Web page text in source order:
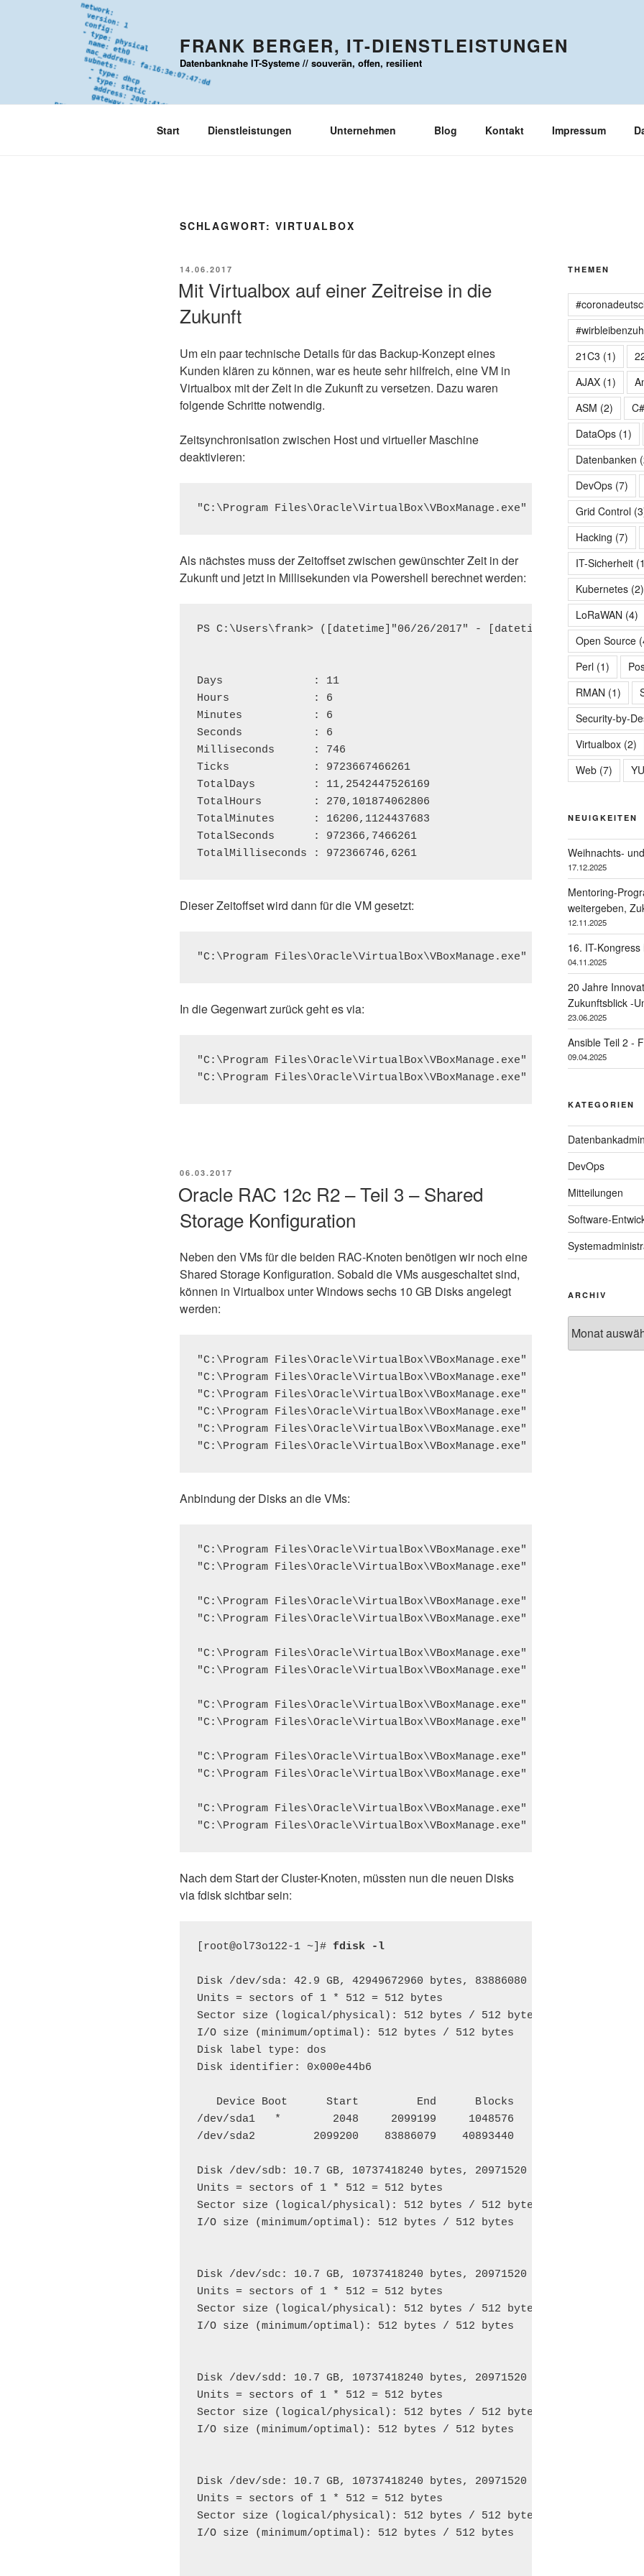
FRANK BERGER, IT-DIENSTLEISTUNGEN
Datenbanknahe IT-Systeme // souverän, offen, resilient
Start Dienstleistungen Unternehmen Blog Kontakt Impressum
SCHLAGWORT:VIRTUALBOX
VERÖFFENTLICHT
14.06.2017
Mit Virtualbox auf einer Zeitreise in die
Zukunft
Um ein paar technische Details für das Backup-Konzept eines
Kunden klären zu können, war es heute sehr hilfreich, eine VM in
Virtualbox mit der Zeit in die Zukunft zu versetzen. Dazu waren
folgende Schritte notwendig.
Zeitsynchronisation zwischen Host und virtueller Maschine
deaktivieren:
Als nächstes muss der Zeitoffset zwischen gewünschter Zeit in der
Zukunft und jetzt in Millisekunden via Powershell berechnet werden:
PS C:\Users\frank> ([datetime]"06/26/2017" - [datetime]::Now)
Days              : 11
Hours             : 6
Minutes           : 6
Seconds           : 6
Milliseconds      : 746
Ticks             : 9723667466261
TotalDays         : 11,2542447526169
TotalHours        : 270,101874062806
TotalMinutes      : 16206,1124437683
TotalSeconds      : 972366,7466261
TotalMilliseconds : 972366746,6261
Dieser Zeitoffset wird dann für die VM gesetzt:
In die Gegenwart zurück geht es via:
"C:\Program Files\Oracle\VirtualBox\VBoxManage.exe" setextradata
VERÖFFENTLICHT
06.03.2017
Oracle RAC 12c R2 – Teil 3 – Shared
Storage Konfiguration
Neben den VMs für die beiden RAC-Knoten benötigen wir noch eine
Shared Storage Konfiguration. Sobald die VMs ausgeschaltet sind,
können in Virtualbox unter Windows sechs 10 GB Disks angelegt
werden:
"C:\Program Files\Oracle\VirtualBox\VBoxManage.exe" createhd --
"C:\Program Files\Oracle\VirtualBox\VBoxManage.exe" createhd --
"C:\Program Files\Oracle\VirtualBox\VBoxManage.exe" createhd --
"C:\Program Files\Oracle\VirtualBox\VBoxManage.exe" createhd --
"C:\Program Files\Oracle\VirtualBox\VBoxManage.exe" createhd --
Anbindung der Disks an die VMs:
"C:\Program Files\Oracle\VirtualBox\VBoxManage.exe" storageattach
"C:\Program Files\Oracle\VirtualBox\VBoxManage.exe" storageattach
"C:\Program Files\Oracle\VirtualBox\VBoxManage.exe" storageattach
"C:\Program Files\Oracle\VirtualBox\VBoxManage.exe" storageattach
"C:\Program Files\Oracle\VirtualBox\VBoxManage.exe" storageattach
"C:\Program Files\Oracle\VirtualBox\VBoxManage.exe" storageattach
"C:\Program Files\Oracle\VirtualBox\VBoxManage.exe" storageattach
"C:\Program Files\Oracle\VirtualBox\VBoxManage.exe" storageattach
"C:\Program Files\Oracle\VirtualBox\VBoxManage.exe" storageattach
"C:\Program Files\Oracle\VirtualBox\VBoxManage.exe" storageattach
"C:\Program Files\Oracle\VirtualBox\VBoxManage.exe" storageattach
Nach dem Start der Cluster-Knoten, müssten nun die neuen Disks
via fdisk sichtbar sein:
[root@ol73o122-1 ~]# fdisk -l
Disk /dev/sda: 42.9 GB, 42949672960 bytes, 83886080 sectors
Units = sectors of 1 * 512 = 512 bytes
Sector size (logical/physical): 512 bytes / 512 bytes
I/O size (minimum/optimal): 512 bytes / 512 bytes
Disk label type: dos
Disk identifier: 0x000e44b6
   Device Boot      Start         End      Blocks   Id  System
/dev/sda1   *        2048     2099199     1048576   83  Linux
/dev/sda2         2099200    83886079    40893440   8e  Linux LVM
Disk /dev/sdb: 10.7 GB, 10737418240 bytes, 20971520 sectors
Units = sectors of 1 * 512 = 512 bytes
Sector size (logical/physical): 512 bytes / 512 bytes
I/O size (minimum/optimal): 512 bytes / 512 bytes
Disk /dev/sdc: 10.7 GB, 10737418240 bytes, 20971520 sectors
Units = sectors of 1 * 512 = 512 bytes
Sector size (logical/physical): 512 bytes / 512 bytes
I/O size (minimum/optimal): 512 bytes / 512 bytes
Disk /dev/sdd: 10.7 GB, 10737418240 bytes, 20971520 sectors
Units = sectors of 1 * 512 = 512 bytes
Sector size (logical/physical): 512 bytes / 512 bytes
I/O size (minimum/optimal): 512 bytes / 512 bytes
Disk /dev/sde: 10.7 GB, 10737418240 bytes, 20971520 sectors
Units = sectors of 1 * 512 = 512 bytes
Sector size (logical/physical): 512 bytes / 512 bytes
I/O size (minimum/optimal): 512 bytes / 512 bytes
THEMEN
21C3 (1)
AJAX (1)
ASM (2) C#
DataOps (1)
Datenbanken
DevOps (7)
Grid Control
Hacking (7)
IT-Sicherheit
Kubernetes (2)
LoRaWAN (4)
Open Source
Perl (1)
RMAN (1)
Security-by-
Virtualbox (2)
Web (7)
NEUIGKEITEN
Weihnachts-
17.12.2025
Mentoring-
weitergeben,
12.11.2025
16. IT-
04.11.2025
20 Jahre
Zukunftsblick -
23.06.2025
Ansible Teil 2 -
09.04.2025
KATEGORIEN
DevOps
Mitteilungen
Software-
ARCHIV